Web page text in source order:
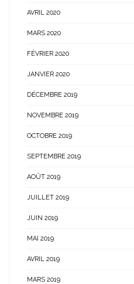
AVRIL 2020
MARS 2020
FÉVRIER 2020
JANVIER 2020
DÉCEMBRE 2019
NOVEMBRE 2019
OCTOBRE 2019
SEPTEMBRE 2019
AOÛT 2019
JUILLET 2019
JUIN 2019
MAI 2019
AVRIL 2019
MARS 2019